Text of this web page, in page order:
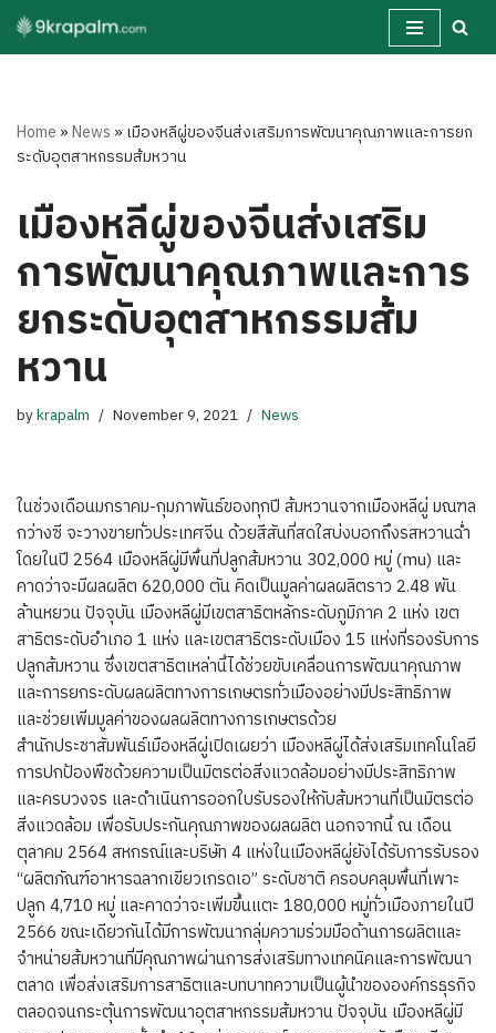
Skip
Home »News » เมืองหลีผู่ของจีนส่งเสริมการพัฒนาคุณภาพและการยก
ระดับอุตสาหกรรมส้มหวาน
เมืองหลีผู่ของจีนส่งเสริม
การพัฒนาคุณภาพและการ
ยกระดับอุตสาหกรรมส้ม
หวาน
bykrapalm November 9, 2021 News
ในช่วงเดือนมกราคม-กุมภาพันธ์ของทุกปี ส้มหวานจากเมืองหลีผู่ มณฑล
กว่างซี จะวางขายทั่วประเทศจีน ด้วยสีสันที่สดใสบ่งบอกถึงรสหวานฉ่ำ
โดยในปี 2564 เมืองหลีผู่มีพื้นที่ปลูกส้มหวาน 302,000 หมู่ (mu) และ
คาดว่าจะมีผลผลิต 620,000 ตัน คิดเป็นมูลค่าผลผลิตราว 2.48 พัน
ล้านหยวน ปัจจุบัน เมืองหลีผู่มีเขตสาธิตหลักระดับภูมิภาค 2 แห่ง เขต
สาธิตระดับอำเภอ 1 แห่ง และเขตสาธิตระดับเมือง 15 แห่งที่รองรับการ
ปลูกส้มหวาน ซึ่งเขตสาธิตเหล่านี้ได้ช่วยขับเคลื่อนการพัฒนาคุณภาพ
และการยกระดับผลผลิตทางการเกษตรทั่วเมืองอย่างมีประสิทธิภาพ
และช่วยเพิ่มมูลค่าของผลผลิตทางการเกษตรด้วย
สำนักประชาสัมพันธ์เมืองหลีผู่เปิดเผยว่า เมืองหลีผู่ได้ส่งเสริมเทคโนโลยี
การปกป้องพืชด้วยความเป็นมิตรต่อสิ่งแวดล้อมอย่างมีประสิทธิภาพ
และครบวงจร และดำเนินการออกใบรับรองให้กับส้มหวานที่เป็นมิตรต่อ
สิ่งแวดล้อม เพื่อรับประกันคุณภาพของผลผลิต นอกจากนี้ ณ เดือน
ตุลาคม 2564 สหกรณ์และบริษัท 4 แห่งในเมืองหลีผู่ยังได้รับการรับรอง
“ผลิตภัณฑ์อาหารฉลากเขียวเกรดเอ” ระดับชาติ ครอบคลุมพื้นที่เพาะ
ปลูก 4,710 หมู่ และคาดว่าจะเพิ่มขึ้นแตะ 180,000 หมู่ทั่วเมืองภายในปี
2566 ขณะเดียวกันได้มีการพัฒนากลุ่มความร่วมมือด้านการผลิตและ
จำหน่ายส้มหวานที่มีคุณภาพผ่านการส่งเสริมทางเทคนิคและการพัฒนา
ตลาด เพื่อส่งเสริมการสาธิตและบทบาทความเป็นผู้นำขององค์กรธุรกิจ
ตลอดจนกระตุ้นการพัฒนาอุตสาหกรรมส้มหวาน ปัจจุบัน เมืองหลีผู่มี